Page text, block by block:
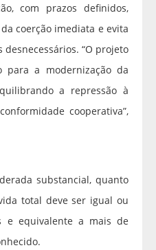
com prazos definidos,
coerção imediata e evita
“O projeto
para a modernização da
a repressão à
cooperativa”,
substancial, quanto
total deve ser igual ou
e equivalente a mais de